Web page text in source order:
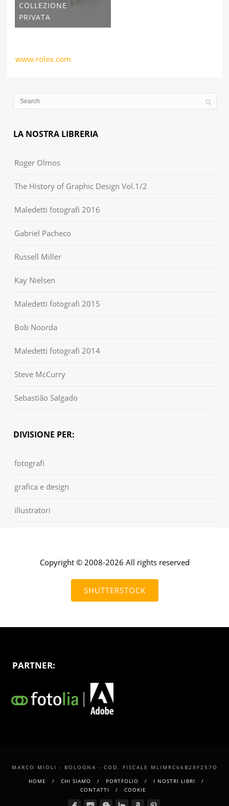
COLLEZIONE
PRIVATA
www.rolex.com
LA NOSTRA LIBRERIA
Roger Olmos
The History of Graphic Design Vol.1/2
Maledetti fotografi 2016
Gabriel Pacheco
Russell Miller
Kay Nielsen
Maledetti fotografi 2015
Bob Noorda
Maledetti fotografi 2014
Steve McCurry
Sebastião Salgado
DIVISIONE PER:
fotografi
grafica e design
illustratori
Copyright © 2008-2026 All rights reserved
SHUTTERSTOCK
PARTNER:
MARCO MIOLI - BOLOGNA - COD. FISCALE MLIMRC66B28F257O
HOME
CHI SIAMO PORTFOLIO
I NOSTRI LIBRI
CONTATTI
COOKIE